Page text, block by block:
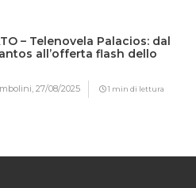
– Telenovela Palacios: dal
all’offerta flash dello
27/08/2025 1 min di lettura